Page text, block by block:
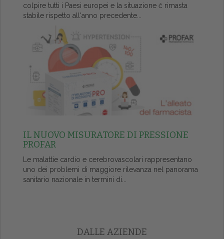
colpire tutti i Paesi europei e la situazione č rimasta
stabile rispetto all'anno precedente...
IL NUOVO MISURATORE DI PRESSIONE
PROFAR
Le malattie cardio e cerebrovascolari rappresentano
uno dei problemi di maggiore rilevanza nel panorama
sanitario nazionale in termini di...
DALLE AZIENDE